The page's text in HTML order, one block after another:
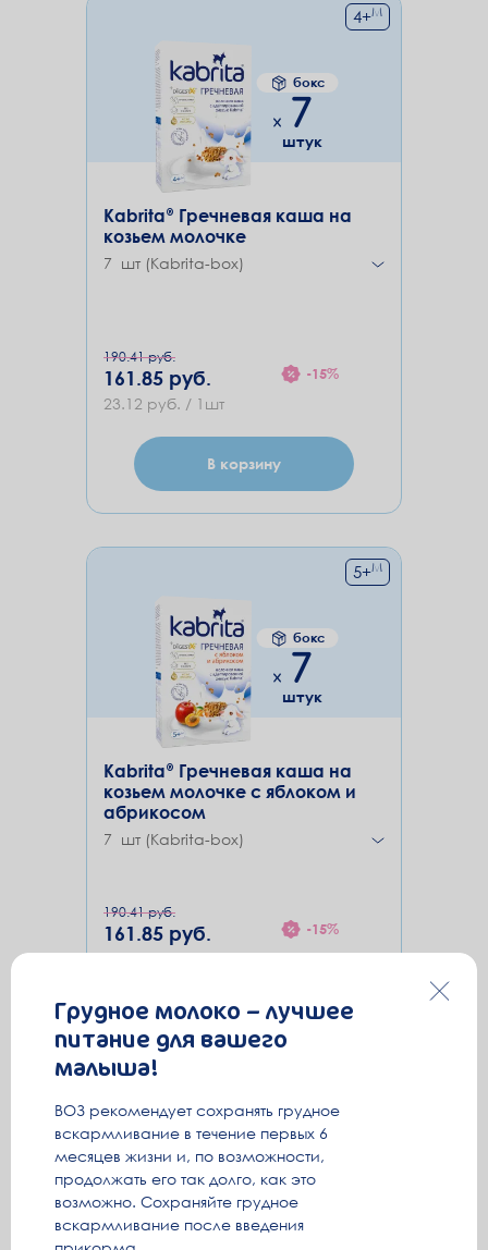
4+М
7
штук
бокс
Kabrita® Гречневая каша на
козьем молочке
7 шт (Kabrita-box)
190.41 руб.
161.85 руб.
23.12 руб. / 1шт
-15%
В корзину
5+М
7
штук
бокс
Kabrita® Гречневая каша на
козьем молочке с яблоком и
абрикосом
7 шт (Kabrita-box)
190.41 руб.
161.85 руб.
23.12 руб. / 1шт
-15%
Нет в наличии
7
Грудное молоко – лучшее
питание для вашего
малыша!
ВОЗ рекомендует сохранять грудное
вскармливание в течение первых 6
месяцев жизни и, по возможности,
продолжать его так долго, как это
возможно. Сохраняйте грудное
вскармливание после введения